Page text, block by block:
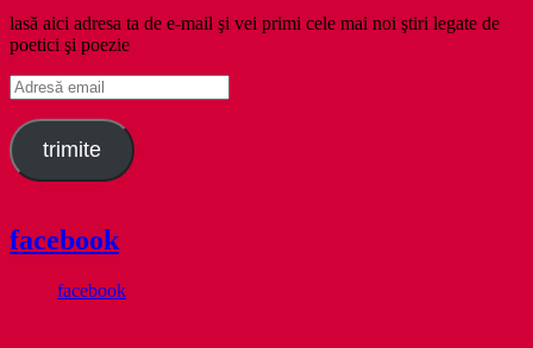
lasă aici adresa ta de e-mail şi vei primi cele mai noi ştiri legate de
poetici şi poezie
Adresă
email
trimite
facebook
facebook